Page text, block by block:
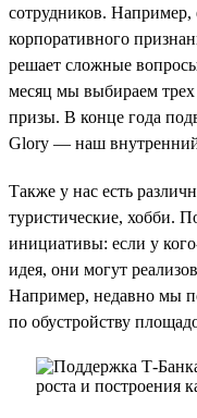
сотрудников. Например,
корпоративного
решает сложные
месяц мы выбираем
призы. В конце года
Glory — наш
Также у нас есть
туристические, хобби.
инициативы: если у
идея, они могут
Например, недавно мы
по обустройству